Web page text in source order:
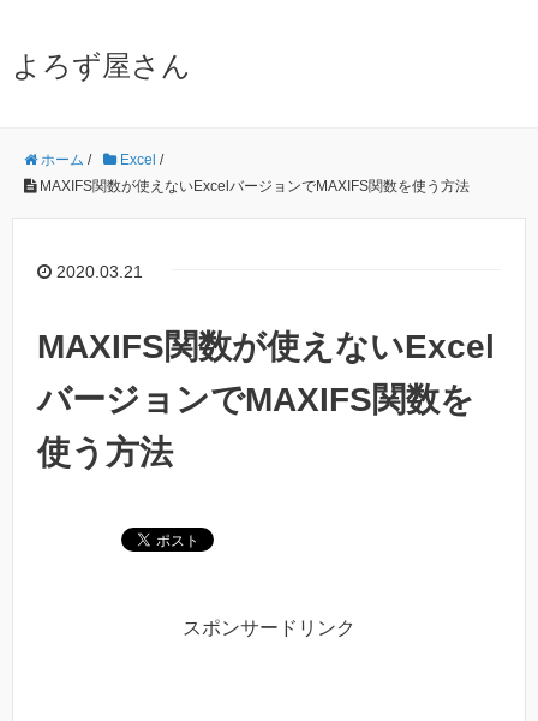
よろず屋さん
ホーム / Excel /
MAXIFS関数が使えないExcelバージョンでMAXIFS関数を使う方法
2020.03.21
MAXIFS関数が使えないExcel
バージョンでMAXIFS関数を
使う方法
スポンサードリンク